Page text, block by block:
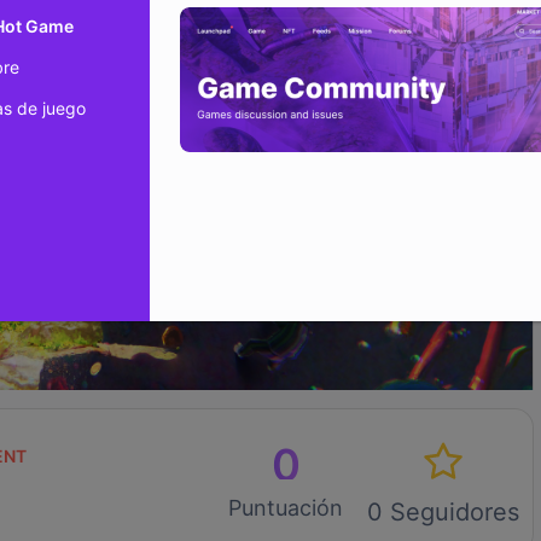
Game
de juego
0
Puntuación 0 Seguidores